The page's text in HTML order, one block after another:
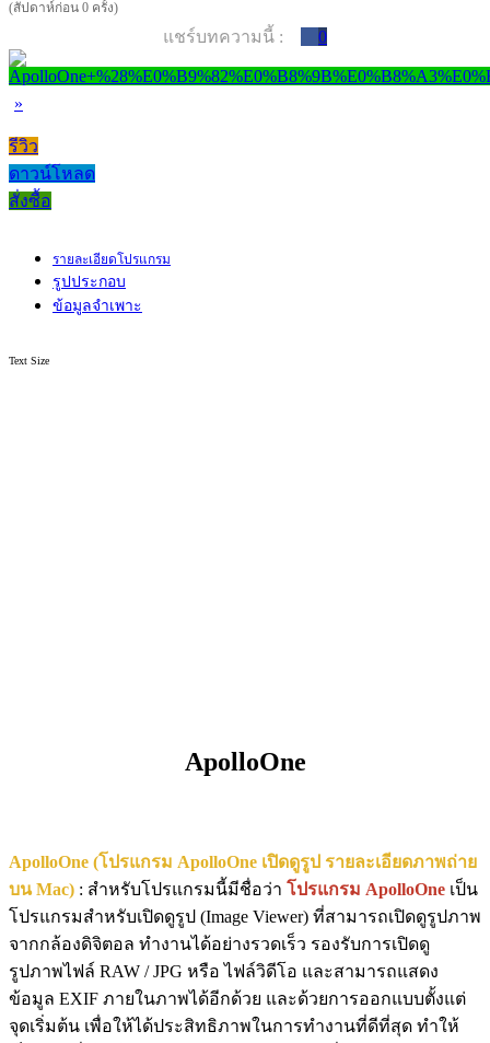
(สัปดาห์ก่อน 0 ครั้ง)
แชร์บทความนี้ : 0
»
รีวิว
ดาวน์โหลด
สั่งซื้อ
รายละเอียดโปรแกรม
รูปประกอบ
ข้อมูลจำเพาะ
Text Size
ApolloOne
ApolloOne (โปรแกรม ApolloOne เปิดดูรูป รายละเอียดภาพถ่าย
บน Mac) : สำหรับโปรแกรมนี้มีชื่อว่า โปรแกรม ApolloOne เป็น
โปรแกรมสำหรับเปิดดูรูป (Image Viewer) ที่สามารถเปิดดูรูปภาพ
จากกล้องดิจิตอล ทำงานได้อย่างรวดเร็ว รองรับการเปิดดู
รูปภาพไฟล์ RAW / JPG หรือ ไฟล์วิดีโอ และสามารถแสดง
ข้อมูล EXIF ภายในภาพได้อีกด้วย และด้วยการออกแบบตั้งแต่
จุดเริ่มต้น เพื่อให้ได้ประสิทธิภาพในการทำงานที่ดีที่สุด ทำให้